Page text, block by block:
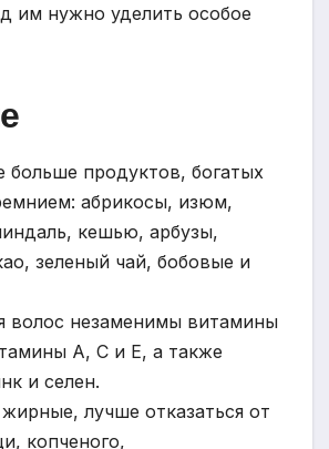
им нужно уделить особое
больше продуктов, богатых
абрикосы, изюм,
кешью, арбузы,
зеленый чай, бобовые и
волос незаменимы витамины
А, С и Е, а также
и селен.
лучше отказаться от
копченого,